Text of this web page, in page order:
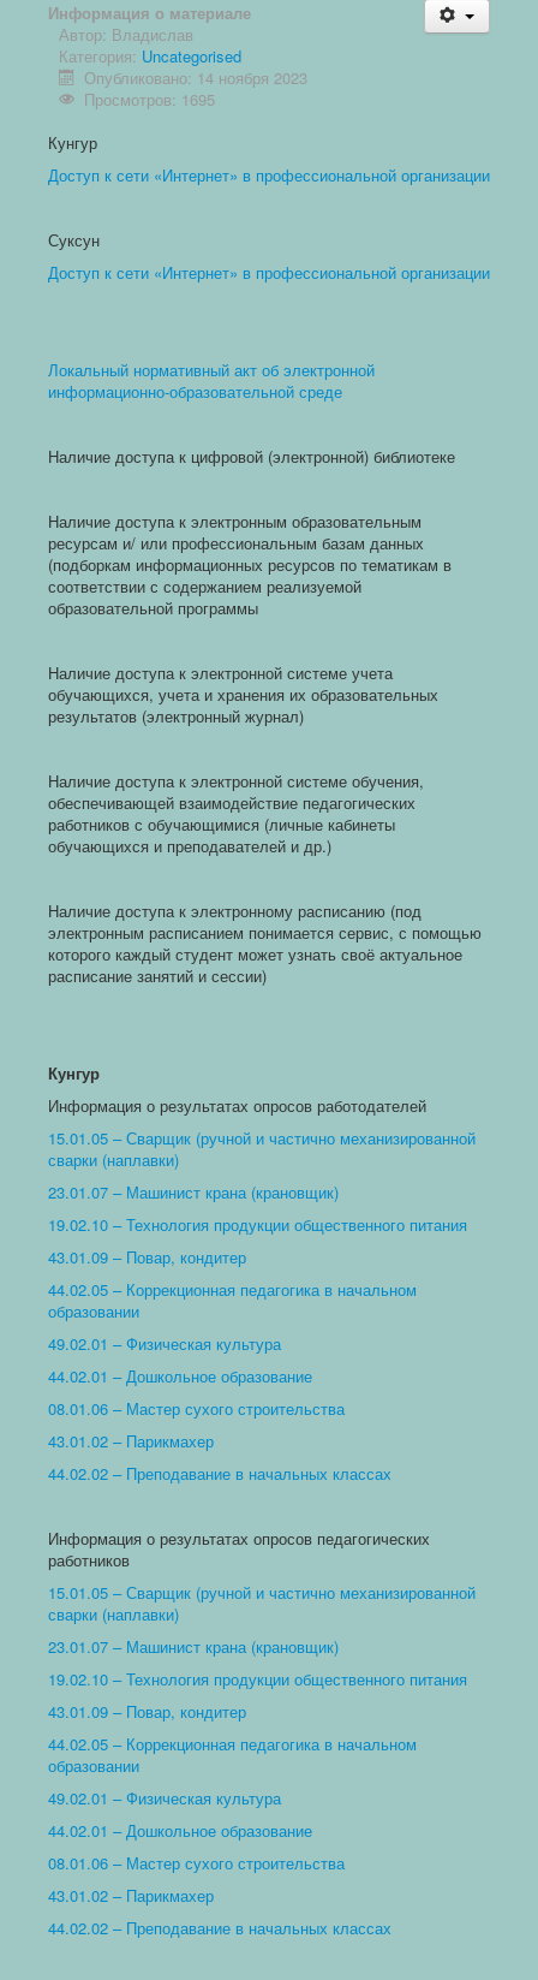
Информация о материале
Автор: Владислав
Категория: Uncategorised
Опубликовано: 14 ноября 2023
Просмотров: 1695
Кунгур
Доступ к сети «Интернет» в профессиональной организации
Суксун
Доступ к сети «Интернет» в профессиональной организации
Локальный нормативный акт об электронной
информационно-образовательной среде
Наличие доступа к цифровой (электронной) библиотеке
Наличие доступа к электронным образовательным
ресурсам и/ или профессиональным базам данных
(подборкам информационных ресурсов по тематикам в
соответствии с содержанием реализуемой
образовательной программы
Наличие доступа к электронной системе учета
обучающихся, учета и хранения их образовательных
результатов (электронный журнал)
Наличие доступа к электронной системе обучения,
обеспечивающей взаимодействие педагогических
работников с обучающимися (личные кабинеты
обучающихся и преподавателей и др.)
Наличие доступа к электронному расписанию (под
электронным расписанием понимается сервис, с помощью
которого каждый студент может узнать своё актуальное
расписание занятий и сессии)
Кунгур
Информация о результатах опросов работодателей
15.01.05 – Сварщик (ручной и частично механизированной
сварки (наплавки)
23.01.07 – Машинист крана (крановщик)
19.02.10 – Технология продукции общественного питания
43.01.09 – Повар, кондитер
44.02.05 – Коррекционная педагогика в начальном
образовании
49.02.01 – Физическая культура
44.02.01 – Дошкольное образование
08.01.06 – Мастер сухого строительства
43.01.02 – Парикмахер
44.02.02 – Преподавание в начальных классах
Информация о результатах опросов педагогических
работников
15.01.05 – Сварщик (ручной и частично механизированной
сварки (наплавки)
23.01.07 – Машинист крана (крановщик)
19.02.10 – Технология продукции общественного питания
43.01.09 – Повар, кондитер
44.02.05 – Коррекционная педагогика в начальном
образовании
49.02.01 – Физическая культура
44.02.01 – Дошкольное образование
08.01.06 – Мастер сухого строительства
43.01.02 – Парикмахер
44.02.02 – Преподавание в начальных классах